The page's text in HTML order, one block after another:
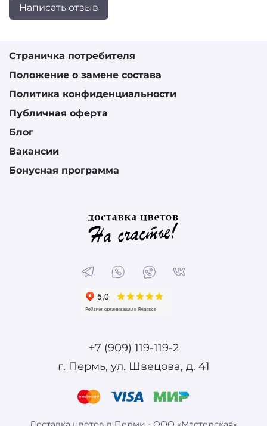
Написать отзыв
Страничка потребителя
Положение о замене состава
Политика конфиденциальности
Публичная оферта
Блог
Вакансии
Бонусная программа
+7 (909) 119-119-2
г. Пермь, ул. Швецова, д. 41